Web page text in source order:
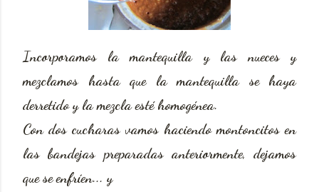
Incorporamos la mantequilla y las nueces y
mezclamos hasta que la mantequilla se haya
derretido y la mezcla esté homogénea.
Con dos cucharas vamos haciendo montoncitos en
las bandejas preparadas anteriormente, dejamos
que se enfríen... y